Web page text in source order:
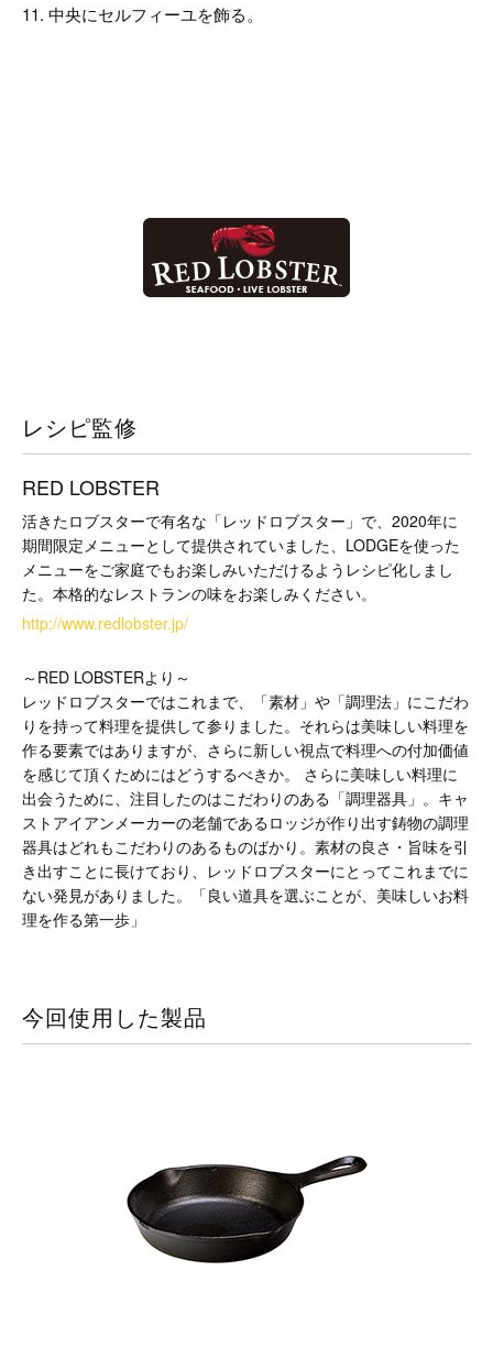
11. 中央にセルフィーユを飾る。
レシピ監修
RED LOBSTER
活きたロブスターで有名な「レッドロブスター」で、2020年に
期間限定メニューとして提供されていました、LODGEを使った
メニューをご家庭でもお楽しみいただけるようレシピ化しまし
た。本格的なレストランの味をお楽しみください。
http://www.redlobster.jp/
～RED LOBSTERより～
レッドロブスターではこれまで、「素材」や「調理法」にこだわ
りを持って料理を提供して参りました。それらは美味しい料理を
作る要素ではありますが、さらに新しい視点で料理への付加価値
を感じて頂くためにはどうするべきか。 さらに美味しい料理に
出会うために、注目したのはこだわりのある「調理器具」。キャ
ストアイアンメーカーの老舗であるロッジが作り出す鋳物の調理
器具はどれもこだわりのあるものばかり。素材の良さ・旨味を引
き出すことに長けており、レッドロブスターにとってこれまでに
ない発見がありました。「良い道具を選ぶことが、美味しいお料
理を作る第一歩」
今回使用した製品